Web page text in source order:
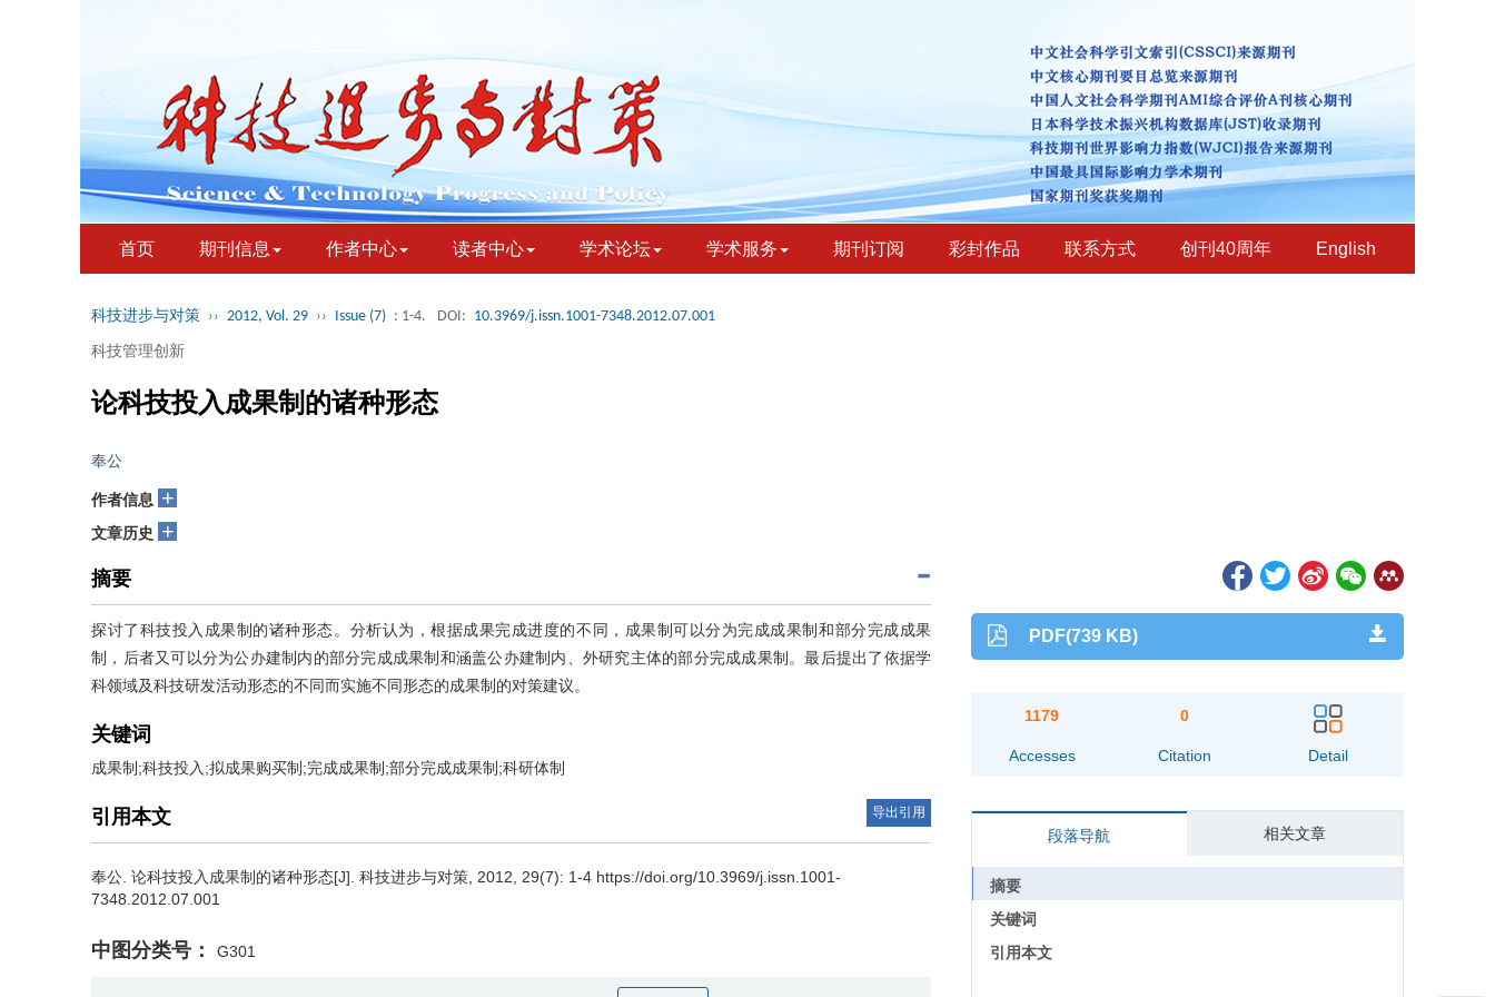
首页 期刊信息 作者中心 读者中心 学术论坛 学术服务 期刊订阅 彩封作品 联系方式 创刊40周年 English
科技进步与对策 ›› 2012, Vol. 29 ›› Issue (7) : 1-4. DOI: 10.3969/j.issn.1001-7348.2012.07.001
科技管理创新
论科技投入成果制的诸种形态
奉公
作者信息 +
文章历史 +
摘要
探讨了科技投入成果制的诸种形态。分析认为，根据成果完成进度的不同，成果制可以分为完成成果制和部分完成成果
制，后者又可以分为公办建制内的部分完成成果制和涵盖公办建制内、外研究主体的部分完成成果制。最后提出了依据学
科领域及科技研发活动形态的不同而实施不同形态的成果制的对策建议。
关键词
成果制;科技投入;拟成果购买制;完成成果制;部分完成成果制;科研体制
引用本文 导出引用
奉公 论科技投入成果制的诸种形态[J]. 科技进步与对策, 2012, 29(7): 1-4 https://doi.org/10.3969/j.issn.1001-
7348.2012.07.001
中图分类号： G301
PDF(739 KB)
1179
Accesses
0
Citation Detail
段落导航 相关文章
摘要
关键词
引用本文